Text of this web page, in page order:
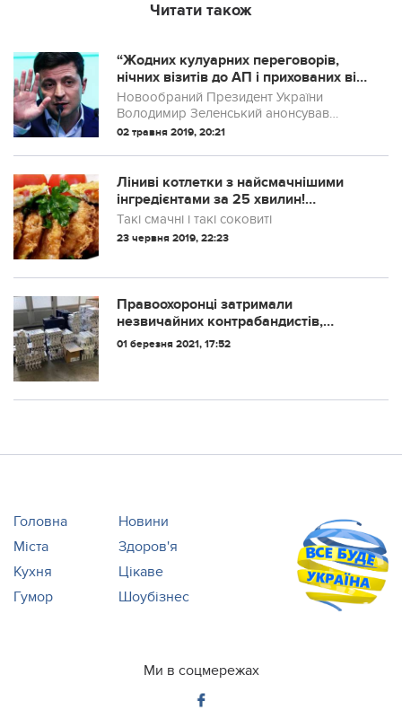
Читати також
“Жодних кулуарних переговорів,
нічних візитів до АП і прихованих від
суспільства домовленостей.”
Зеленський анонсував зустріч з
бізнесом
Новообраний Президент України
Володимир Зеленський анонсував
зустріч з бізнесом. “За мого
будуть прозорими. Більше жодних
кулуарних переговорів, н...
02 травня 2019, 20:21
Ліниві котлетки з найсмачнішими
інгредієнтами за 25 хвилин!
Готуються дуже просто, а виходить
дуже смачно!
Такі смачні і такі соковиті
23 червня 2019, 22:23
Правоохоронці затримали
незвичайних контрабандистів,
загальна сума вилучених коштів,
01 березня 2021, 17:52
Головна
Новини
Міста
Здоров'я
Кухня
Цікаве
Гумор
Шоубізнес
Ми в соцмережах